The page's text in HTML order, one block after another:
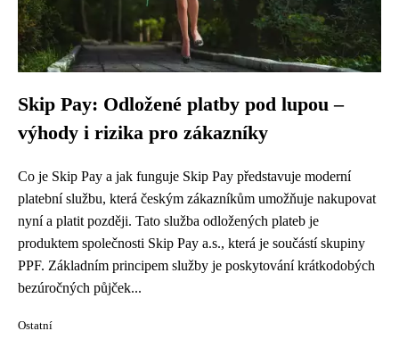
Skip Pay: Odložené platby pod lupou –
výhody i rizika pro zákazníky
Co je Skip Pay a jak funguje Skip Pay představuje moderní
platební službu, která českým zákazníkům umožňuje nakupovat
nyní a platit později. Tato služba odložených plateb je
produktem společnosti Skip Pay a.s., která je součástí skupiny
PPF. Základním principem služby je poskytování krátkodobých
bezúročných půjček...
Ostatní